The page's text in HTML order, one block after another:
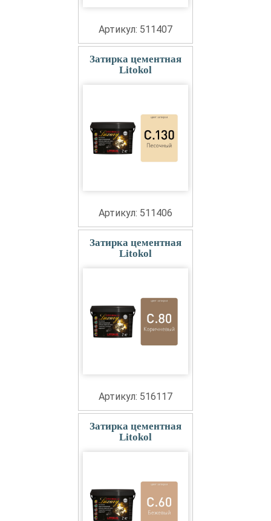
Артикул: 511407
Затирка цементная
Litokol
Артикул: 511406
Затирка цементная
Litokol
Артикул: 516117
Затирка цементная
Litokol